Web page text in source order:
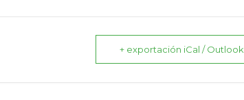
+ exportación iCal / Outlook